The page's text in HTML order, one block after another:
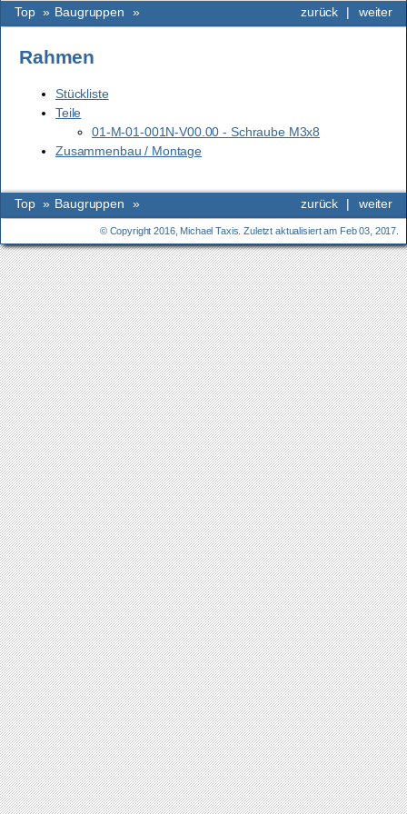
weiter
zurück |
Top » Baugruppen »
Rahmen
Stückliste
Teile
01-M-01-001N-V00.00 - Schraube M3x8
Zusammenbau / Montage
weiter
zurück |
Top » Baugruppen »
© Copyright 2016, Michael Taxis. Zuletzt aktualisiert am Feb 03, 2017.